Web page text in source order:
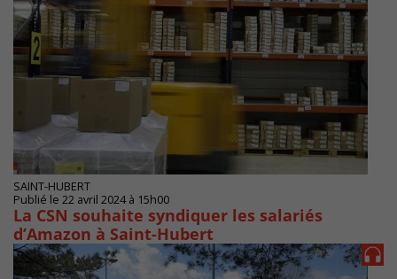
SAINT-HUBERT
Publié le 22 avril 2024 à 15h00
La CSN souhaite syndiquer les salariés
d’Amazon à Saint-Hubert